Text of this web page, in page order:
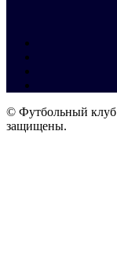
© Футбольный клуб
защищены.